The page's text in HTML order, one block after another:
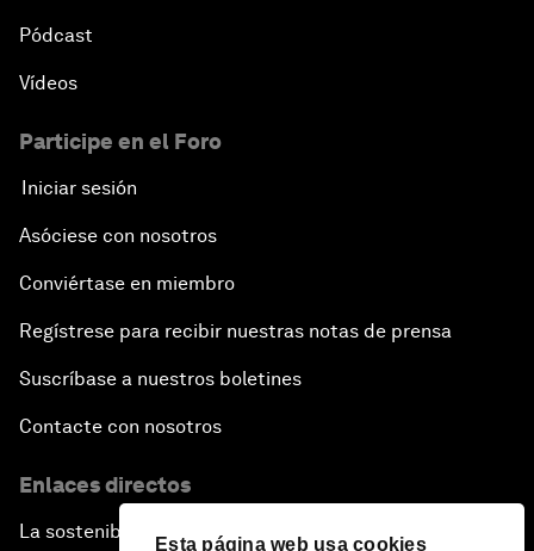
Esta página web usa cookies
Pódcast
Vídeos
Participe en el Foro
Iniciar sesión
Asóciese con nosotros
Conviértase en miembro
Regístrese para recibir nuestras notas de prensa
Suscríbase a nuestros boletines
Contacte con nosotros
Enlaces directos
La sostenibilidad en el Foro